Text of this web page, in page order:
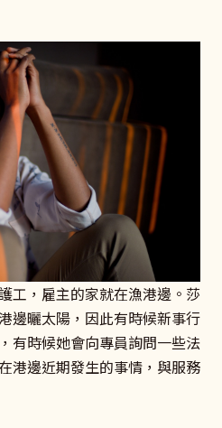
工，雇主的家就在漁港邊。莎
邊曬太陽，因此有時候新事行
有時候她會向專員詢問一些法
港邊近期發生的事情，與服務